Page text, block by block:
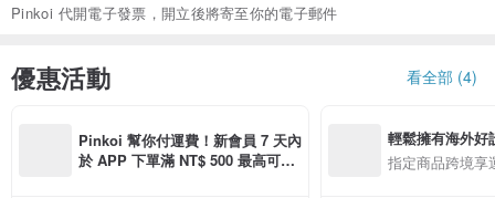
Pinkoi 代開電子發票，開立後將寄至你的電子郵件
優惠活動 看全部 (4)
Pinkoi 幫你付運費！新會員 7 天內
於 APP 下單滿 NT$ 500 最高可折
輕鬆擁有海外好
指定商品跨境享